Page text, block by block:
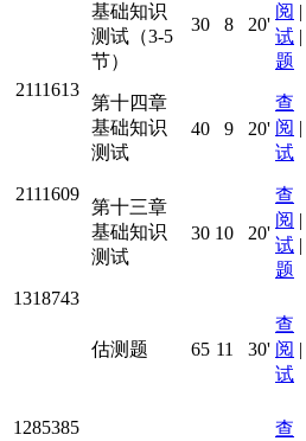
基础知识
测试（3-5
节）
30 8 20'
阅 |
试 |
题
2111613
第十四章
基础知识
测试
40 9 20'
查
阅 |
试
2111609
第十三章
基础知识
测试
30 10 20'
查
阅 |
试 |
题
1318743
估测题 65 11 30'
查
阅 |
试
1285385
查